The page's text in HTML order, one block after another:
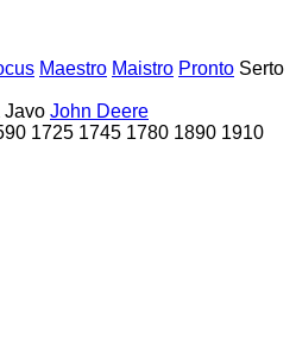
Maestro Maistro Pronto Serto
Javo John Deere
1725 1745 1780 1890 1910